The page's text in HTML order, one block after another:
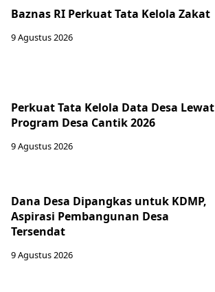
Baznas RI Perkuat Tata Kelola Zakat
9 Agustus 2026
Perkuat Tata Kelola Data Desa Lewat
Program Desa Cantik 2026
9 Agustus 2026
Dana Desa Dipangkas untuk KDMP,
Aspirasi Pembangunan Desa
Tersendat
9 Agustus 2026